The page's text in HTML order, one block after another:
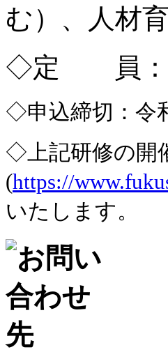
む）、人材
◇定 員：
◇申込締切：令
◇上記研修の開
(https://
いたします。